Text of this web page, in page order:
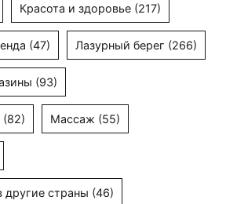
Красота и здоровье (217)
(47) Лазурный берег (266)
(93)
(82) Массаж (55)
другие страны (46)